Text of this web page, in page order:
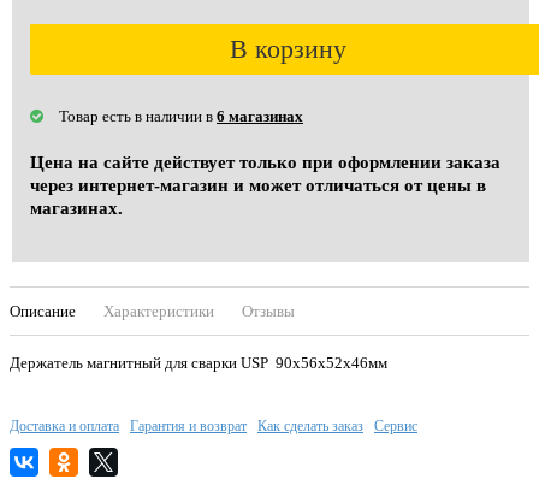
В корзину
Товар есть в наличии в 6 магазинах
Цена на сайте действует только при оформлении заказа
через интернет-магазин и может отличаться от цены в
магазинах.
Описание Характеристики Отзывы
Держатель магнитный для сварки USP 90х56х52х46мм
Доставка и оплата Гарантия и возврат Как сделать заказ Сервис